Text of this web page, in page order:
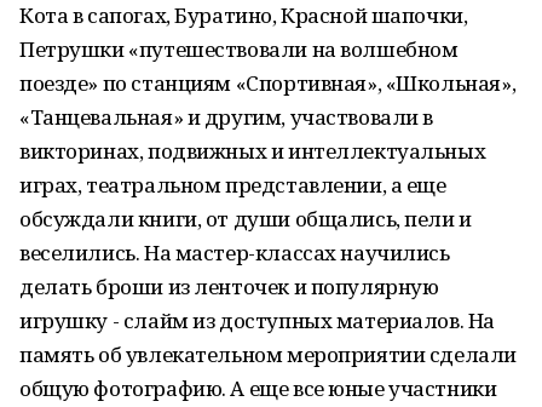
Кота в сапогах, Буратино, Красной шапочки,
Петрушки «путешествовали на волшебном
поезде» по станциям «Спортивная», «Школьная»,
«Танцевальная» и другим, участвовали в
викторинах, подвижных и интеллектуальных
играх, театральном представлении, а еще
обсуждали книги, от души общались, пели и
веселились. На мастер-классах научились
делать броши из ленточек и популярную
игрушку - слайм из доступных материалов. На
память об увлекательном мероприятии сделали
общую фотографию. А еще все юные участники